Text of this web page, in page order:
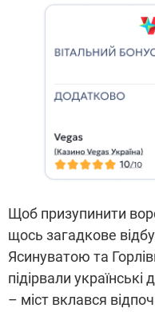
Щоб призупинити
щось загадкове
Ясинуватою та
підірвали
– міст вклався